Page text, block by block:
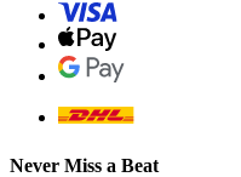
Never Miss a Beat